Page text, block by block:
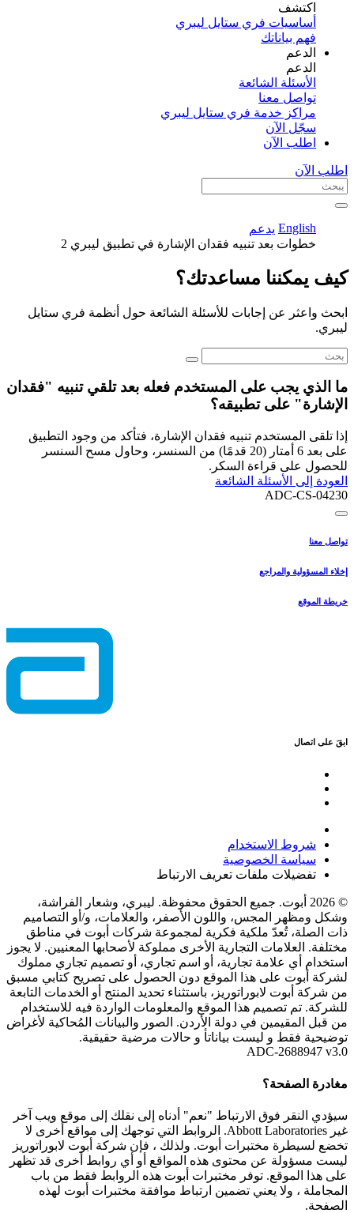
اكتشف​
أساسيات فري ستايل ليبري
فهم بياناتك
الدعم
الدعم
الأسئلة الشائعة
تواصل معنا
مراكز خدمة فري ستايل ليبري
سجّل الآن​
اطلب الآن
اطلب الآن
English يدعم
خطوات بعد تنبيه فقدان الإشارة في تطبيق ليبري 2
كيف يمكننا مساعدتك؟
ابحث واعثر عن إجابات للأسئلة الشائعة حول أنظمة فري ستايل
ليبري.
ما الذي يجب على المستخدم فعله بعد تلقي تنبيه "فقدان
الإشارة" على تطبيقه؟
إذا تلقى المستخدم تنبيه فقدان الإشارة، فتأكد من وجود التطبيق
على بعد 6 أمتار (20 قدمًا) من السنسر، وحاول مسح السنسر
للحصول على قراءة السكر.
العودة إلى الأسئلة الشائعة
ADC-CS-04230
تواصل معنا
إخلاء المسؤولية والمراجع
خريطة الموقع
ابقَ على اتصال
شروط الاستخدام
سياسة الخصوصية
تفضيلات ملفات تعريف الارتباط
© 2026 أبوت. جميع الحقوق محفوظة. ليبري، وشعار الفراشة،
وشكل ومظهر المجس، واللون الأصفر، والعلامات، و/أو التصاميم
ذات الصلة، تُعدّ ملكية فكرية لمجموعة شركات أبوت في مناطق
مختلفة. العلامات التجارية الأخرى مملوكة لأصحابها المعنيين. لا يجوز
استخدام أي علامة تجارية، أو اسم تجاري، أو تصميم تجاري مملوك
لشركة أبوت على هذا الموقع دون الحصول على تصريح كتابي مسبق
من شركة أبوت لابوراتوريز، باستثناء تحديد المنتج أو الخدمات التابعة
للشركة. تم تصميم هذا الموقع والمعلومات الواردة فيه للاستخدام
من قبل المقيمين في دولة الأردن. الصور والبيانات المُحاكية لأغراض
توضيحية فقط و ليست بياناتأ و حالات مرضية حقيقية.
ADC-2688947 v3.0
مغادرة الصفحة؟
سيؤدي النقر فوق الارتباط "نعم" أدناه إلى نقلك إلى موقع ويب آخر
غير Abbott Laboratories. الروابط التي توجهك إلى مواقع أخرى لا
تخضع لسيطرة مختبرات أبوت. ولذلك ، فإن شركة أبوت لابوراتوريز
ليست مسؤولة عن محتوى هذه المواقع أو أي روابط أخرى قد تظهر
على هذا الموقع. توفر مختبرات أبوت هذه الروابط فقط من باب
المجاملة ، ولا يعني تضمين ارتباط موافقة مختبرات أبوت لهذه
الصفحة.